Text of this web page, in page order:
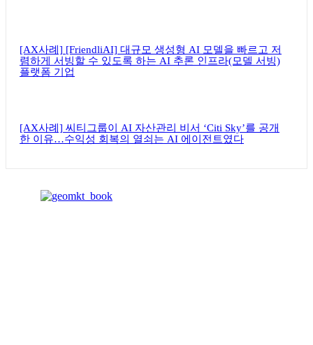
[AX사례] [FriendliAI] 대규모 생성형 AI 모델을 빠르고 저
렴하게 서빙할 수 있도록 하는 AI 추론 인프라(모델 서빙)
플랫폼 기업
[AX사례] 씨티그룹이 AI 자산관리 비서 ‘Citi Sky’를 공개
한 이유…수익성 회복의 열쇠는 AI 에이전트였다